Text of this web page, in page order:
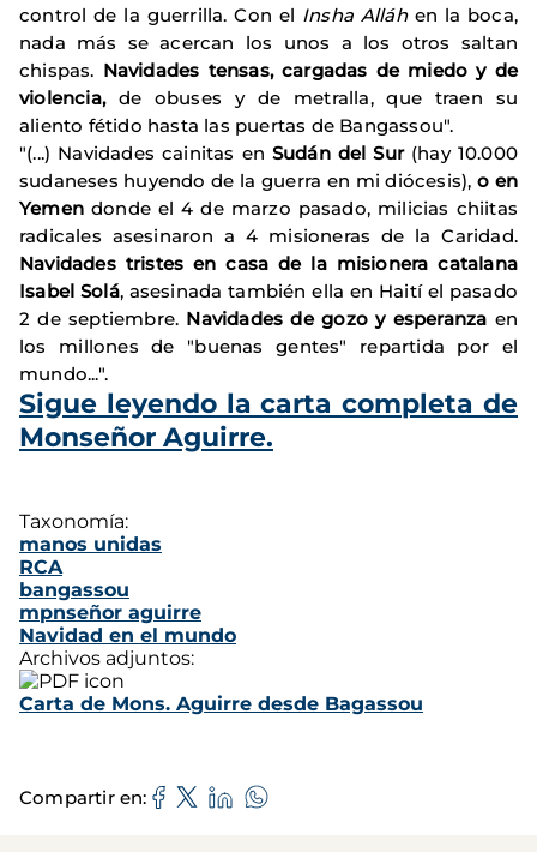
control de la guerrilla. Con el Insha Alláhen la boca,
nada más se acercan los unos a los otros saltan
chispas. Navidades tensas, cargadas de miedo y de
violencia, de obuses y de metralla, que traen su
aliento fétido hasta las puertas de Bangassou".
"(...) Navidades cainitas en Sudán del Sur(hay 10.000
sudaneses huyendo de la guerra en mi diócesis), o en
Yemen donde el 4 de marzo pasado, milicias chiitas
radicales asesinaron a 4 misioneras de la Caridad.
Navidades tristes en casa de la misionera catalana
Isabel Solá, asesinada también ella en Haití el pasado
2 de septiembre. Navidades de gozo y esperanza en
los millones de "buenas gentes" repartida por el
mundo...".
Sigue leyendo la carta completa de
Monseñor Aguirre.
Taxonomía:
manos unidas
RCA
bangassou
mpnseñor aguirre
Navidad en el mundo
Archivos adjuntos:
Carta de Mons. Aguirre desde Bagassou
Compartir en